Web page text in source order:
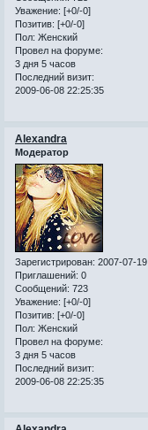
Уважение: [+0/-0]
Позитив: [+0/-0]
Пол: Женский
Провел на форуме:
3 дня 5 часов
Последний визит:
2009-06-08 22:25:35
Alexandra
Модератор
Зарегистрирован: 2007-07-19
Приглашений: 0
Сообщений: 723
Уважение: [+0/-0]
Позитив: [+0/-0]
Пол: Женский
Провел на форуме:
3 дня 5 часов
Последний визит:
2009-06-08 22:25:35